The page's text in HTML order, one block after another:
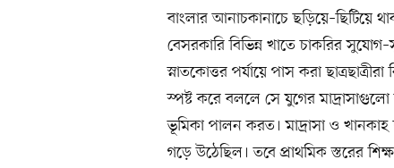
বাংলার আনাচকানাচে ছড়িয়ে–ছিটিয়ে
বেসরকারি বিভিন্ন খাতে চাকরির
স্নাতকোত্তর পর্যায়ে পাস করা
স্পষ্ট করে বললে সে যুগের
ভূমিকা পালন করত। মাদ্রাসা ও খানকাহ
গড়ে উঠেছিল। তবে প্রাথমিক স্তরের